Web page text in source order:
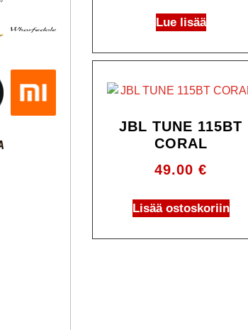
Lue lisää
JBL TUNE 115BT
CORAL
49.00€
Lisää ostoskoriin